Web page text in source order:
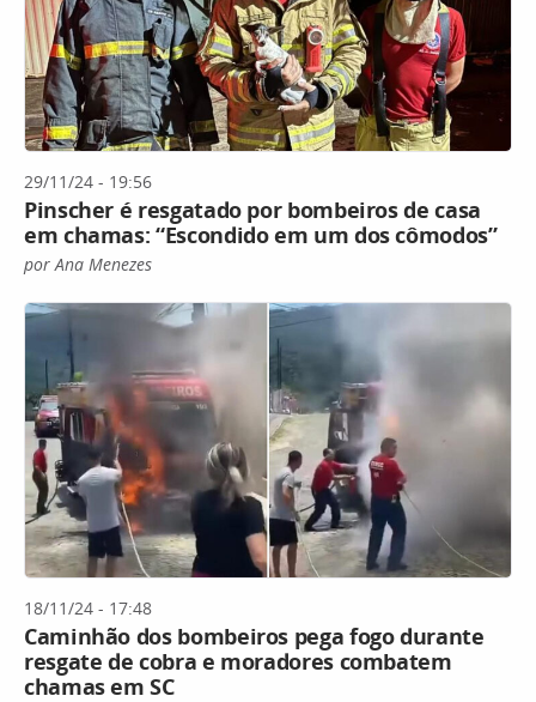
29/11/24 - 19:56
Pinscher é resgatado por bombeiros de casa
em chamas: “Escondido em um dos cômodos”
por Ana Menezes
18/11/24 - 17:48
Caminhão dos bombeiros pega fogo durante
resgate de cobra e moradores combatem
chamas em SC